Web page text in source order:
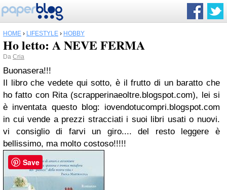
HOME › LIFESTYLE › HOBBY
Ho letto: A NEVE FERMA
Da Cria
Buonasera!!!
Il libro che vedete qui sotto, è il frutto di un baratto che
ho fatto con Rita (scrapperinaeoltre.blogspot.com), lei si
è inventata questo blog: iovendotucompri.blogspot.com
in cui vende a prezzi stracciati i suoi libri usati o nuovi.
vi consiglio di farvi un giro.... del resto leggere è
bellissimo, ma molto costoso!!!!!
Save